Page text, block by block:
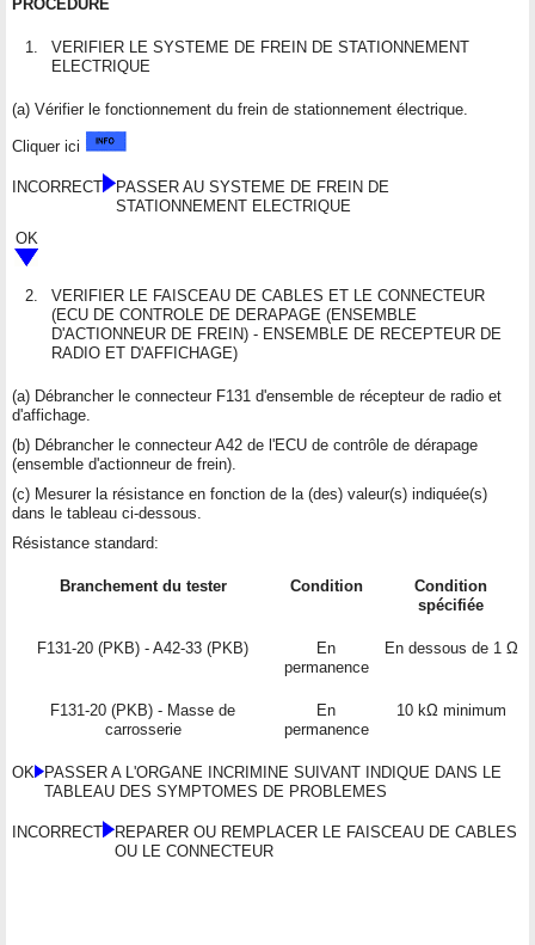
PROCEDURE
1.
VERIFIER LE SYSTEME DE FREIN DE STATIONNEMENT
ELECTRIQUE
(a) Vérifier le fonctionnement du frein de stationnement électrique.
Cliquer ici
INCORRECT
PASSER AU SYSTEME DE FREIN DE
STATIONNEMENT ELECTRIQUE
OK
2.
VERIFIER LE FAISCEAU DE CABLES ET LE CONNECTEUR
(ECU DE CONTROLE DE DERAPAGE (ENSEMBLE
D'ACTIONNEUR DE FREIN) - ENSEMBLE DE RECEPTEUR DE
RADIO ET D'AFFICHAGE)
(a) Débrancher le connecteur F131 d'ensemble de récepteur de radio et
d'affichage.
(b) Débrancher le connecteur A42 de l'ECU de contrôle de dérapage
(ensemble d'actionneur de frein).
(c) Mesurer la résistance en fonction de la (des) valeur(s) indiquée(s)
dans le tableau ci-dessous.
Résistance standard:
Branchement du tester Condition
Condition
spécifiée
F131-20 (PKB) - A42-33 (PKB)
En
permanence
En dessous de 1 Ω
F131-20 (PKB) - Masse de
carrosserie
En
permanence
10 kΩ minimum
OK
PASSER A L'ORGANE INCRIMINE SUIVANT INDIQUE DANS LE
TABLEAU DES SYMPTOMES DE PROBLEMES
INCORRECT
REPARER OU REMPLACER LE FAISCEAU DE CABLES
OU LE CONNECTEUR